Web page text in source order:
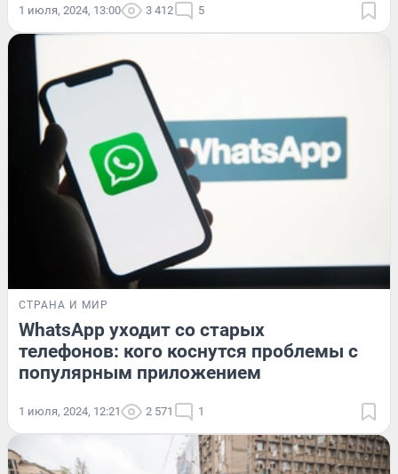
1 июля, 2024, 13:00 3 412 5
СТРАНА И МИР
WhatsApp уходит со старых
телефонов: кого коснутся проблемы с
популярным приложением
1 июля, 2024, 12:21 2 571 1